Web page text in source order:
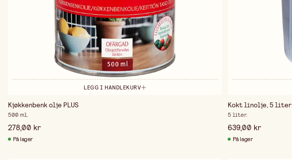
LEGG I HANDLEKURV
Kjøkkenbenk olje PLUS
500 ml.
278,00 kr
På lager
Kokt linolje, 5 liter
5 liter.
639,00 kr
På lager